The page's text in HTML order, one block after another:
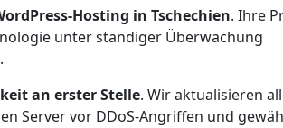
Hosting in Tschechien. Ihre
unter ständiger Überwachung
an erster Stelle. Wir aktualisieren
Server vor DDoS-Angriffen und